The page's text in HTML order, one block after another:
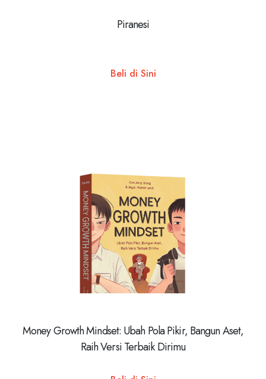
Piranesi
Beli di Sini
Money Growth Mindset: Ubah Pola Pikir, Bangun Aset,
Raih Versi Terbaik Dirimu